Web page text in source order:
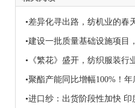
•差异化寻出路，纺机业的春
•建设一批质量基础设施项目
•《繁花》盛开，纺织服装行
•聚酯产能同比增幅100%！
•进口纱：出货阶段性加快 印